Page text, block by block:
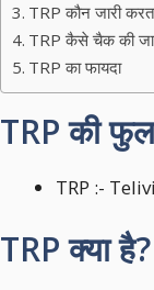
TRP कौन जारी
TRP कैसे चैक की
TRP का फायदा
TRP की
TRP :-
TRP क्‍या है?